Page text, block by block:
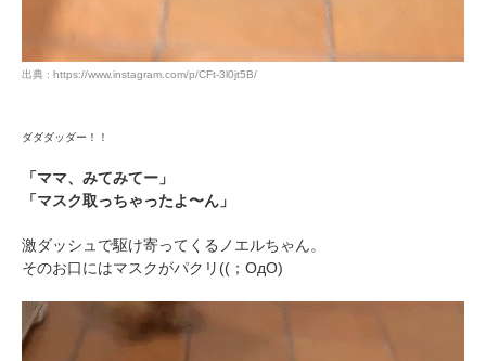
出典 : https://www.instagram.com/p/CFt-3l0jt5B/
ダダダッダー！！
「ママ、みてみてー」
「マスク取っちゃったよ〜ん」
激ダッシュで駆け寄ってくるノエルちゃん。
そのお口にはマスクがパクリ((；OдO)